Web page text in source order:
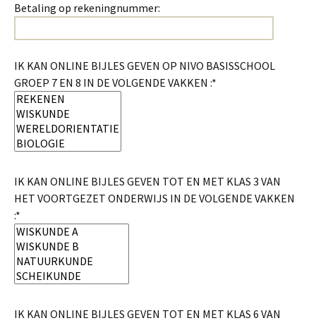
Betaling op rekeningnummer:
IK KAN ONLINE BIJLES GEVEN OP NIVO BASISSCHOOL
GROEP 7 EN 8 IN DE VOLGENDE VAKKEN :*
IK KAN ONLINE BIJLES GEVEN TOT EN MET KLAS 3 VAN
HET VOORTGEZET ONDERWIJS IN DE VOLGENDE VAKKEN
:*
IK KAN ONLINE BIJLES GEVEN TOT EN MET KLAS 6 VAN